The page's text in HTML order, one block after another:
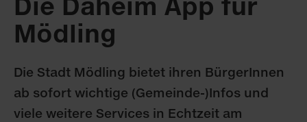
Die Daheim App für
Mödling
Die Stadt Mödling bietet ihren BürgerInnen
ab sofort wichtige (Gemeinde-)Infos und
viele weitere Services in Echtzeit am